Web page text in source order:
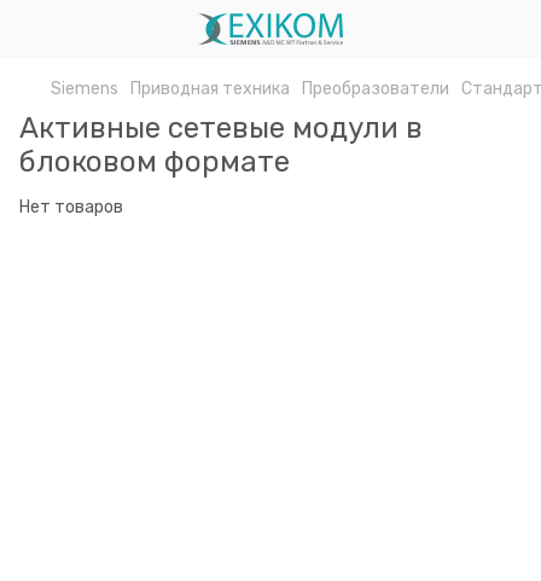
Siemens Приводная техника Преобразователи
Активные сетевые модули в
блоковом формате
Нет товаров